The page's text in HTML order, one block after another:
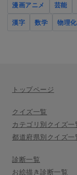
漫画アニメ
芸能
漢字
数学 物理
トップページ
クイズ一覧
カテゴリ別クイズ一
都道府県別クイズ一
診断一覧
お絵描き診断一覧